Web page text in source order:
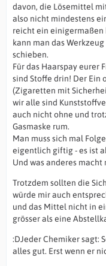
davon, die Lösemittel
also nicht mindestens
reicht ein einigermaßen
kann man das
schieben.
Für das Haarspay eurer
sind Stoffe drin! Der Ein
(Zigaretten mit
wir alle sind
auch nicht ohne und
Gasmaske rum.
Man muss sich mal
eigentlich giftig - es ist
Und was anderes
Trotzdem sollten die
würde mir auch
und das Mittel nicht in
grösser als eine
:DJeder Chemiker sagt:
alles gut. Erst wenn er